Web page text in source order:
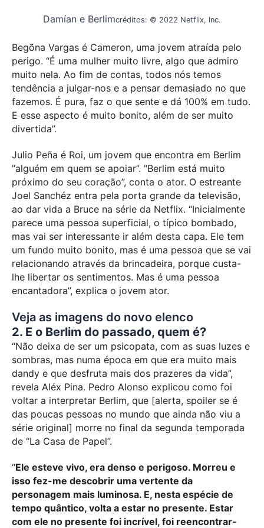
Damían e Berlimcréditos: © 2022 Netflix, Inc.
Begõna Vargas é Cameron, uma jovem atraída pelo
perigo. “É uma mulher muito livre, algo que admiro
muito nela. Ao fim de contas, todos nós temos
tendência a julgar-nos e a pensar demasiado no que
fazemos. É pura, faz o que sente e dá 100% em tudo.
E esse aspecto é muito bonito, além de ser muito
divertida”.
Julio Peña é Roi, um jovem que encontra em Berlim
“alguém em quem se apoiar”. “Berlim está muito
próximo do seu coração”, conta o ator. O estreante
Joel Sanchéz entra pela porta grande da televisão,
ao dar vida a Bruce na série da Netflix. “Inicialmente
parece uma pessoa superficial, o típico bombado,
mas vai ser interessante ir além desta capa. Ele tem
um fundo muito bonito, mas é uma pessoa que se vai
relacionando através da brincadeira, porque custa-
lhe libertar os sentimentos. Mas é uma pessoa
encantadora”, explica o jovem ator.
Veja as imagens do novo elenco
2. E o Berlim do passado, quem é?
“Não deixa de ser um psicopata, com as suas luzes e
sombras, mas numa época em que era muito mais
dandy e que desfruta mais dos prazeres da vida”,
revela Aléx Pina. Pedro Alonso explicou como foi
voltar a interpretar Berlim, que [alerta, spoiler se é
das poucas pessoas no mundo que ainda não viu a
série original] morre no final da segunda temporada
de “La Casa de Papel”.
“Ele esteve vivo, era denso e perigoso. Morreu e
isso fez-me descobrir uma vertente da
personagem mais luminosa. E, nesta espécie de
tempo quântico, volta a estar no presente. Estar
com ele no presente foi incrível, foi reencontrar-